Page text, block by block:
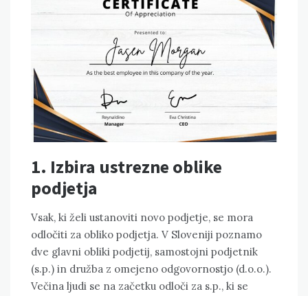
1. Izbira ustrezne oblike
podjetja
Vsak, ki želi ustanoviti novo podjetje, se mora
odločiti za obliko podjetja. V Sloveniji poznamo
dve glavni obliki podjetij, samostojni podjetnik
(s.p.) in družba z omejeno odgovornostjo (d.o.o.).
Večina ljudi se na začetku odloči za s.p., ki se